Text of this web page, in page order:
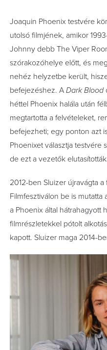
Joaquin Phoenix testvére
utolsó filmjének, amikor
Johnny debb The Viper
szórakozóhelye előtt, és
nehéz helyzetbe került,
befejezéshez. A Dark Blood
héttel Phoenix halála után
megtartotta a felvételeket,
befejezheti; egy ponton azt
Phoenixet választja testvére
de ezt a vezetők
2012-ben Sluizer újravágta
Filmfesztiválon be is mutatta
a Phoenix által hátrahagyott
filmrészletekkel pótolt
kapott. Sluizer maga 2014-